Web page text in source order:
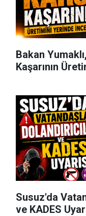
Bakan
Kaşarının
Susuz'da
ve KADES